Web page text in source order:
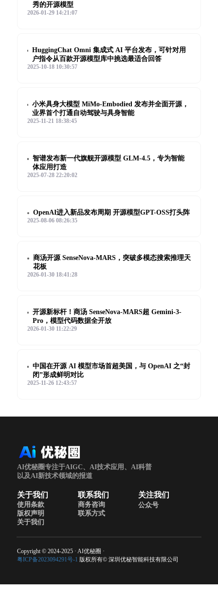
秀的开源模型
2026-01-29 14:21:07
HuggingChat Omni 集成式 AI 平台发布，可针对用
户指令从百款开源模型库中挑选最适合回答
2025-10-18 10:30:57
小米具身大模型 MiMo-Embodied 发布并全面开源，
业界首个打通自动驾驶与具身智能
2025-11-21 18:38:45
智谱发布新一代旗舰开源模型 GLM-4.5，专为智能
体应用打造
2025-07-28 22:20:02
OpenAI进入新品发布周期 开源模型GPT-OSS打头阵
2025-08-06 08:26:35
商汤开源 SenseNova-MARS，突破多模态搜索推理天
花板
2026-01-30 18:41:28
开源新标杆！商汤 SenseNova-MARS超 Gemini-3-
Pro，模型代码数据全开放
2026-01-30 11:22:29
中国在开源 AI 模型市场首超美国，与 OpenAI 之“封
闭”形成鲜明对比
2025-11-26 12:43:57
AI优秘圈专注于AIGC、AI技术应用、AI科普
以及AI新技术领域的报道
关于我们
使用条款
版权声明
关于我们
联系我们
商务咨询
联系方式
关注我们
公众号
Copyright © 2024-2025 · AI优秘圈 ·
粤ICP备2023094291号-1 版权所有© 深圳优秘智能科技有限公司